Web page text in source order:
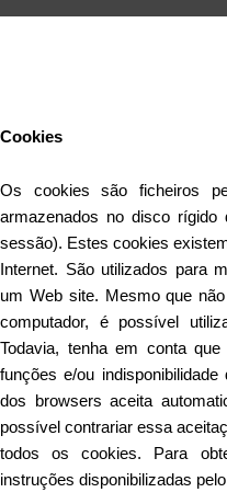
Cookies
Os cookies são ficheiros
armazenados no disco rígido
sessão). Estes cookies
Internet. São utilizados para
um Web site. Mesmo que
computador, é possível
Todavia, tenha em conta
funções e/ou
dos browsers aceita
possível contrariar essa
todos os cookies. Para
instruções disponibilizadas